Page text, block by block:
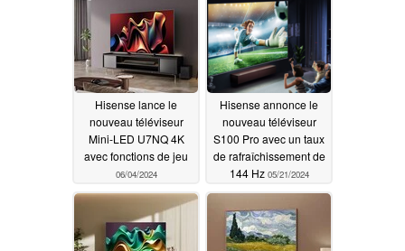
Hisense lance le
nouveau téléviseur
Mini-LED U7NQ 4K
avec fonctions de jeu
06/04/2024
Hisense annonce le
nouveau téléviseur
S100 Pro avec un taux
de rafraîchissement de
144 Hz 05/21/2024